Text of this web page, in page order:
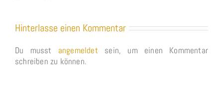
Hinterlasse einen Kommentar
Du musst angemeldet sein, um einen Kommentar
schreiben zu können.